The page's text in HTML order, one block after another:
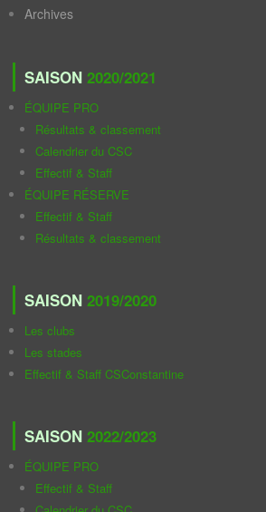
Archives
SAISON 2020/2021
ÉQUIPE PRO
Résultats & classement
Calendrier du CSC
Effectif & Staff
ÉQUIPE RÉSERVE
Effectif & Staff
Résultats & classement
SAISON 2019/2020
Les clubs
Les stades
Effectif & Staff CSConstantine
SAISON 2022/2023
ÉQUIPE PRO
Effectif & Staff